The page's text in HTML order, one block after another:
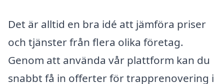
Det är alltid en bra idé att jämföra priser
och tjänster från flera olika företag.
Genom att använda vår plattform kan du
snabbt få in offerter för trapprenovering i